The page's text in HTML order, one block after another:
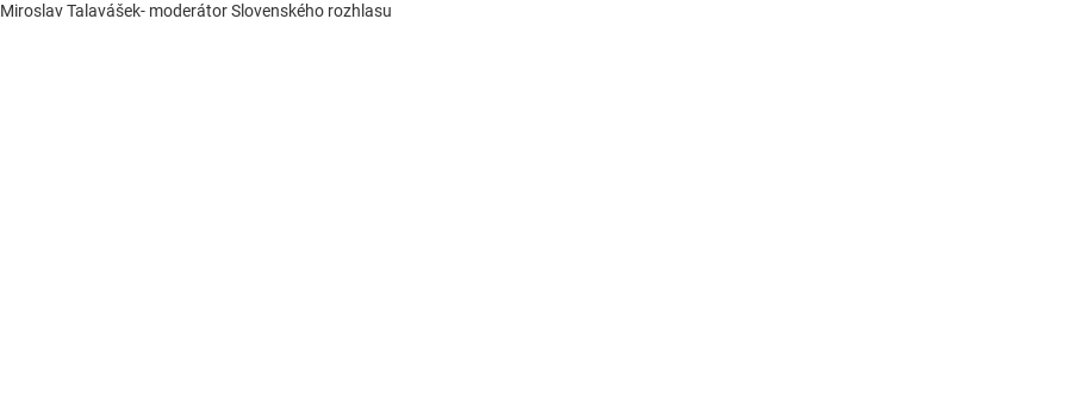
Miroslav Talavášek- moderátor Slovenského rozhlasu